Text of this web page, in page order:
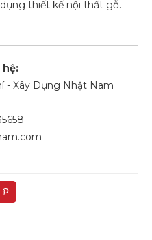
thiết kế nội thất gỗ.
hệ:
- Xây Dựng Nhật Nam